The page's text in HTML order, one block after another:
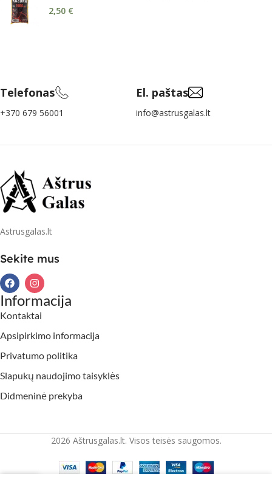
2,50 €
Telefonas
+370 679 56001
El. paštas
info@astrusgalas.lt
Astrusgalas.lt
Sekite mus
Informacija
Kontaktai
Apsipirkimo informacija
Privatumo politika
Slapukų naudojimo taisyklės
Didmeninė prekyba
2026 Aštrusgalas.lt. Visos teisės saugomos.